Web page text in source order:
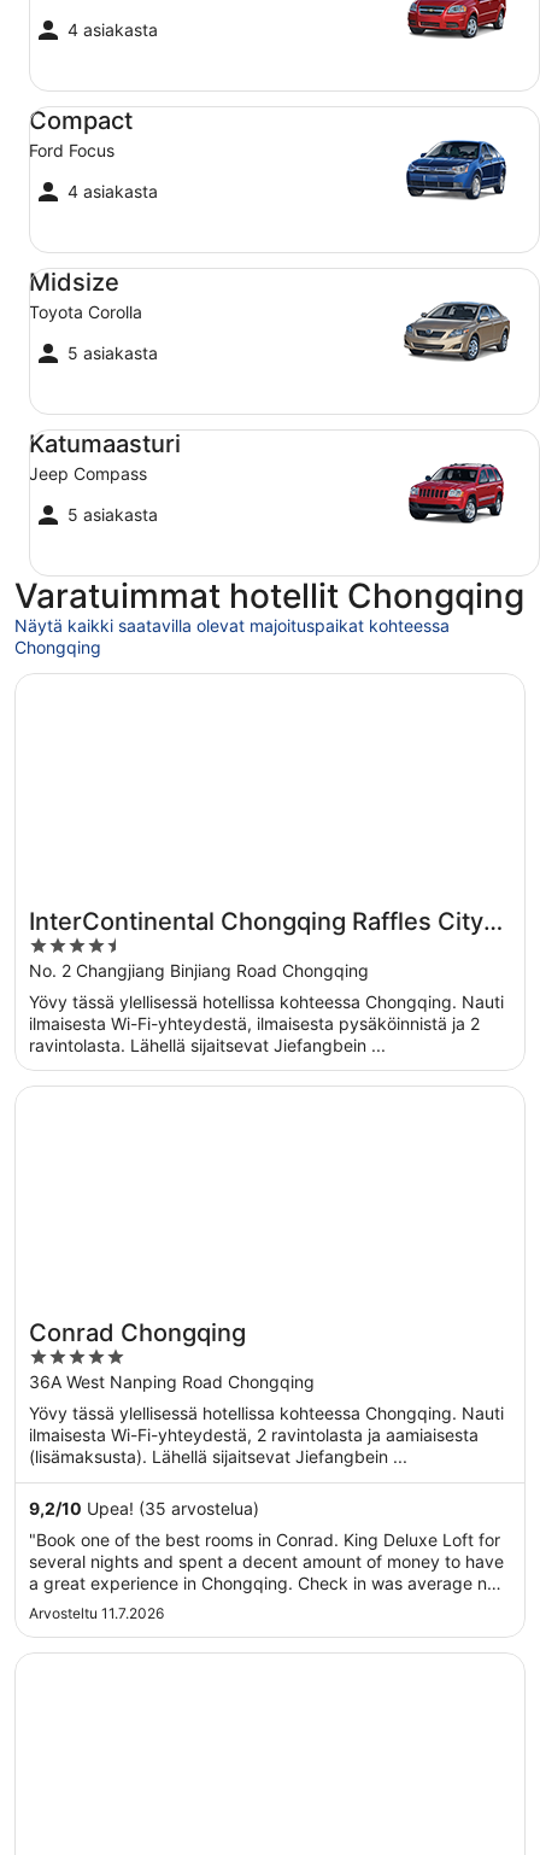
4 asiakasta
Compact
Ford Focus
4 asiakasta
Compact Ford Focus
Midsize
Toyota Corolla
5 asiakasta
Midsize Toyota Corolla
Katumaasturi
Jeep Compass
5 asiakasta
Katumaasturi Jeep Compass
Varatuimmat hotellit Chongqing
Näytä kaikki saatavilla olevat majoituspaikat kohteessa
Chongqing
InterContinental Chongqing Raffles City
by IHG
4.5
out
of
5
No. 2 Changjiang Binjiang Road Chongqing
Yövy tässä ylellisessä hotellissa kohteessa Chongqing. Nauti
ilmaisesta Wi-Fi-yhteydestä, ilmaisesta pysäköinnistä ja 2
ravintolasta. Lähellä sijaitsevat Jiefangbein ...
Avautuu uuteen ikkunaan
InterContinental Chongqing Raffles City by IHG
Conrad Chongqing
5
out
of
5
36A West Nanping Road Chongqing
Yövy tässä ylellisessä hotellissa kohteessa Chongqing. Nauti
ilmaisesta Wi-Fi-yhteydestä, 2 ravintolasta ja aamiaisesta
(lisämaksusta). Lähellä sijaitsevat Jiefangbein ...
9,2/10 Upea! (35 arvostelua)
"Book one of the best rooms in Conrad. King Deluxe Loft for
several nights and spent a decent amount of money to have
a great experience in Chongqing. Check in was average not
great. I was booked in for several nights but arranged with a
offered ..."
Arvosteltu 11.7.2026
Avautuu uuteen ikkunaan
Conrad Chongqing
Avautuu uuteen ikkunaan
JW Marriott Hotel Chongqing